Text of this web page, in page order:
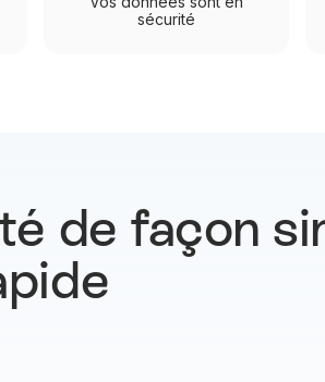
sécurité
de façon